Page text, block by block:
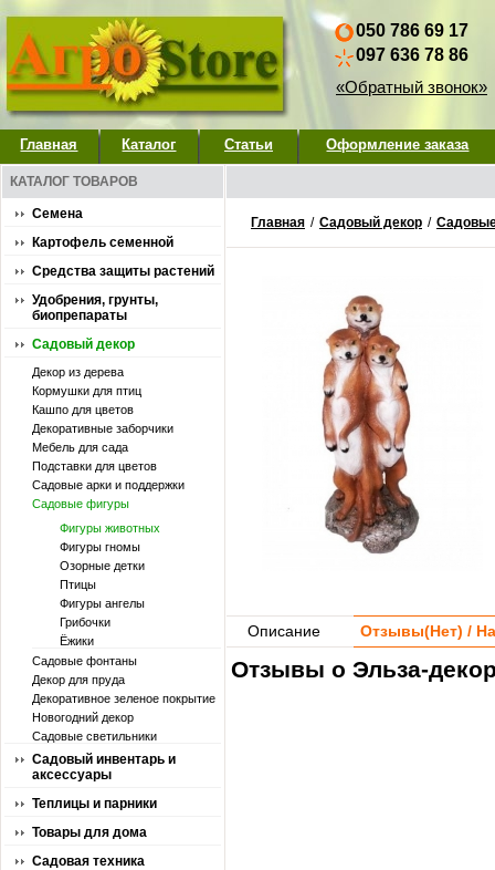
050 786 69 17
097 636 78 86
«Обратный звонок»
Главная Каталог Статьи Оформление заказа
КАТАЛОГ ТОВАРОВ
Семена
Картофель семенной
Средства защиты растений
Удобрения, грунты,
биопрепараты
Садовый декор
Декор из дерева
Кормушки для птиц
Кашпо для цветов
Декоративные заборчики
Мебель для сада
Подставки для цветов
Садовые арки и поддержки
Садовые фигуры
Фигуры животных
Фигуры гномы
Озорные детки
Птицы
Фигуры ангелы
Грибочки
Ёжики
Садовые фонтаны
Декор для пруда
Декоративное зеленое покрытие
Новогодний декор
Садовые светильники
Садовый инвентарь и
аксессуары
Теплицы и парники
Товары для дома
Садовая техника
Главная / Садовый декор /
Описание Отзывы(Нет) /
Отзывы о Эльза-